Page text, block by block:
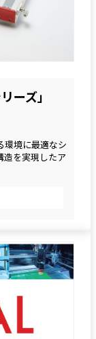
ーズ」
環境に最適なシ
造を実現したア